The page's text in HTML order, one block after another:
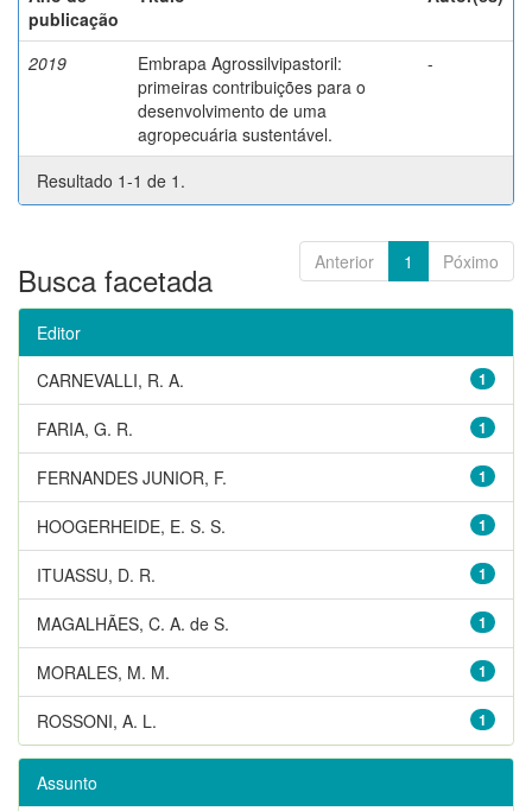
publicação
2019
Embrapa Agrossilvipastoril:
primeiras contribuições para o
desenvolvimento de uma
agropecuária sustentável.
-
Resultado 1-1 de 1.
Anterior 1 Póximo
Busca facetada
Editor
1
CARNEVALLI, R. A.
1
FARIA, G. R.
1
FERNANDES JUNIOR, F.
1
HOOGERHEIDE, E. S. S.
1
ITUASSU, D. R.
1
MAGALHÃES, C. A. de S.
1
MORALES, M. M.
1
ROSSONI, A. L.
Assunto